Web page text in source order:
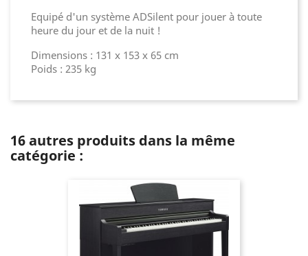
Equipé d'un système ADSilent pour jouer à toute
heure du jour et de la nuit !
Dimensions : 131 x 153 x 65 cm
Poids : 235 kg
16 autres produits dans la même
catégorie :